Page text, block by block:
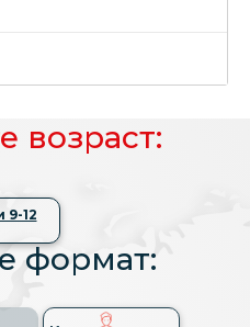
9-12
возраст:
формат:
9-12
возраст:
формат: